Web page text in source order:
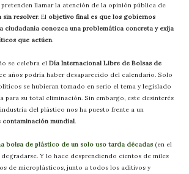
llamar la atención de la opinión pública de
sin resolver. El objetivo final es que los gobiernos
ciudadanía conozca una problemática concreta y exija
que actúen.
se celebra el Día Internacional Libre de Bolsas de
años podría haber desaparecido del calendario. Solo
se hubieran tomado en serio el tema y legislado
para su total eliminación. Sin embargo, este desinterés
del plástico nos ha puesto frente a un
contaminación mundial.
bolsa de plástico de un solo uso tarda décadas (en el
Y lo hace desprendiendo cientos de miles
de microplásticos, junto a todos los aditivos y